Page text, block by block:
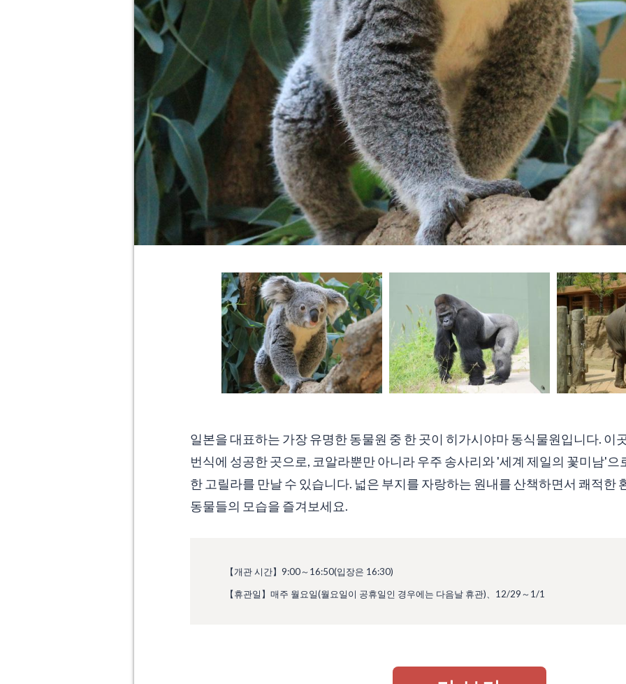
일본을 대표하는 가장 유명한 동물원 중 한 곳이 히가시야마 동식물원입니다. 이
번식에 성공한 곳으로, 코알라뿐만 아니라 우주 송사리와 '세계 제일의 꽃미남'으
한 고릴라를 만날 수 있습니다. 넓은 부지를 자랑하는 원내를 산책하면서 쾌적한
동물들의 모습을 즐겨보세요.
【개관 시간】9:00～16:50(입장은 16:30)
【휴관일】매주 월요일(월요일이 공휴일인 경우에는 다음날 휴관)、12/29～1/1